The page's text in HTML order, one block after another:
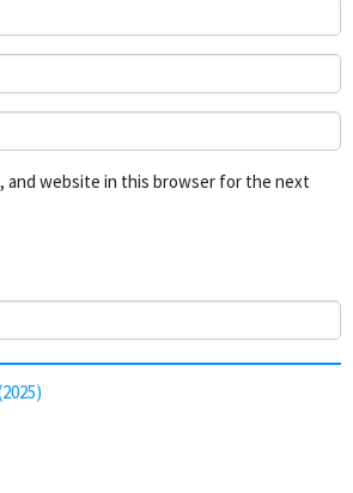
and website in this browser for the next